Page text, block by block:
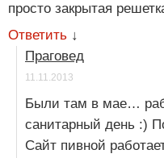
просто закрытая
Ответить ↓
Праговед
11.11.2013
Были там в мае…
санитарный день :)
Сайт пивной